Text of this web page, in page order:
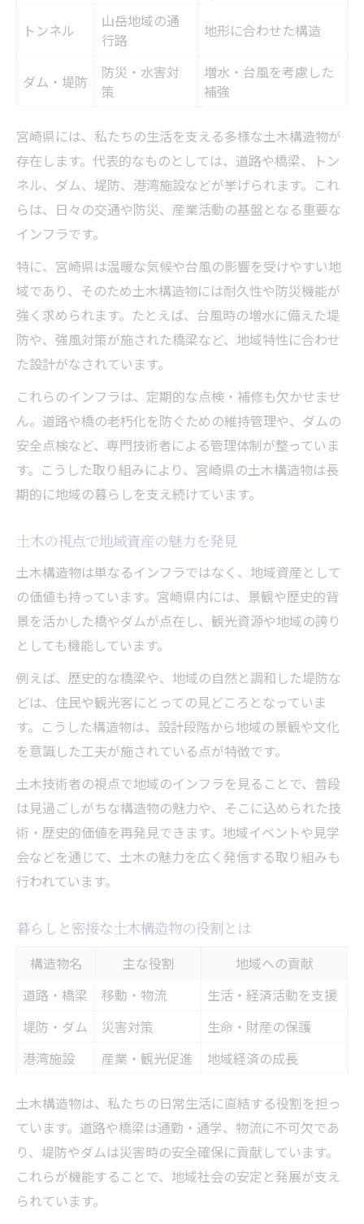
土木構造物の安全性比較表
地域防災に貢献する土木技術の工夫
土木構造物から見る宮崎県インフラ全体像
土木技術の工夫が光るインフラとは
持続可能なインフラと土木の関係性
地域インフラを支える土木の役割を深掘り
地域インフラと土木の密接な関係性
土木が果たすインフラ維持の具体例
インフラを支える土木の役割比較表
土木分野で活躍する人材の特徴
現場で求められる土木スキルとは
歴史と保存活動で考える宮崎の土木遺産力量
宮崎県の土木遺産保存活動一覧表
歴史的土木構造物が残す価値とは
保存活動に携わる土木技術者の挑戦
トンネル
山岳地域の通
行路
地形に合わせた構造
ダム・堤防
防災・水害対
策
増水・台風を考慮した
補強
宮崎県には、私たちの生活を支える多様な土木構造物が
存在します。代表的なものとしては、道路や橋梁、トン
ネル、ダム、堤防、港湾施設などが挙げられます。これ
らは、日々の交通や防災、産業活動の基盤となる重要な
インフラです。
特に、宮崎県は温暖な気候や台風の影響を受けやすい地
域であり、そのため土木構造物には耐久性や防災機能が
強く求められます。たとえば、台風時の増水に備えた堤
防や、強風対策が施された橋梁など、地域特性に合わせ
た設計がなされています。
これらのインフラは、定期的な点検・補修も欠かせませ
ん。道路や橋の老朽化を防ぐための維持管理や、ダムの
安全点検など、専門技術者による管理体制が整っていま
す。こうした取り組みにより、宮崎県の土木構造物は長
期的に地域の暮らしを支え続けています。
土木の視点で地域資産の魅力を発見
土木構造物は単なるインフラではなく、地域資産として
の価値も持っています。宮崎県内には、景観や歴史的背
景を活かした橋やダムが点在し、観光資源や地域の誇り
としても機能しています。
例えば、歴史的な橋梁や、地域の自然と調和した堤防な
どは、住民や観光客にとっての見どころとなっていま
す。こうした構造物は、設計段階から地域の景観や文化
を意識した工夫が施されている点が特徴です。
土木技術者の視点で地域のインフラを見ることで、普段
は見過ごしがちな構造物の魅力や、そこに込められた技
術・歴史的価値を再発見できます。地域イベントや見学
会などを通じて、土木の魅力を広く発信する取り組みも
行われています。
暮らしと密接な土木構造物の役割とは
構造物名 主な役割
地域への貢献
道路・橋梁
移動・物流
生活・経済活動を支援
堤防・ダム
災害対策
生命・財産の保護
港湾施設
産業・観光促進 地域経済の成長
土木構造物は、私たちの日常生活に直結する役割を担っ
ています。道路や橋梁は通勤・通学、物流に不可欠であ
り、堤防やダムは災害時の安全確保に貢献しています。
これらが機能することで、地域社会の安定と発展が支え
られています。